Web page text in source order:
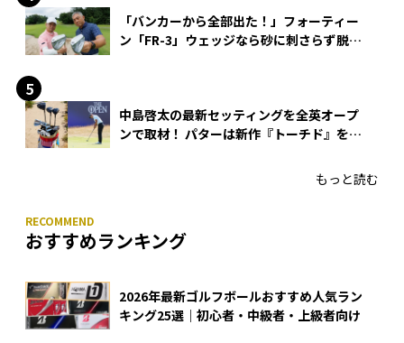
「バンカーから全部出た！」フォーティー
ン「FR-3」ウェッジなら砂に刺さらず脱出
中島啓太の最新セッティングを全英オープ
ンで取材！ パターは新作『トーチド』を投
もっと読む
おすすめランキング
2026年最新ゴルフボールおすすめ人気ラン
キング25選｜初心者・中級者・上級者向け